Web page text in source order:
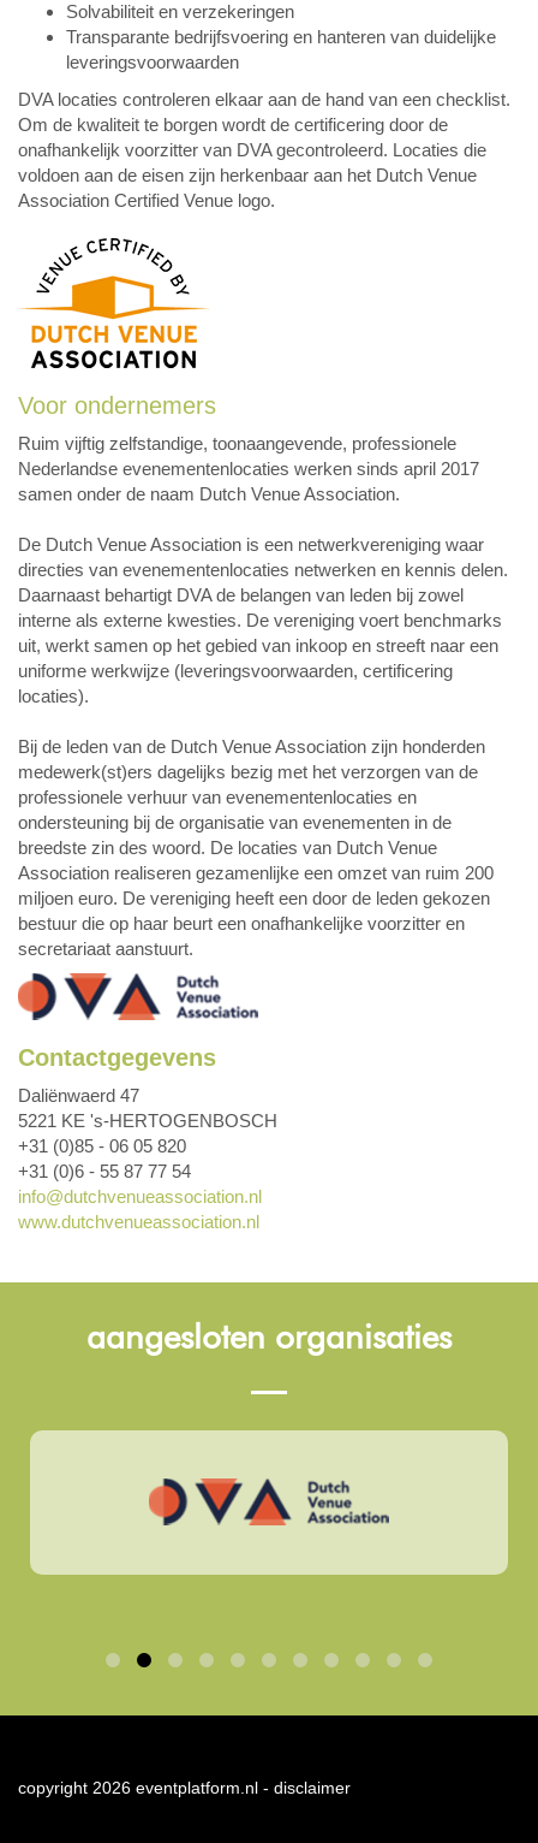
Solvabiliteit en verzekeringen
Transparante bedrijfsvoering en hanteren van duidelijke
leveringsvoorwaarden
DVA locaties controleren elkaar aan de hand van een checklist.
Om de kwaliteit te borgen wordt de certificering door de
onafhankelijk voorzitter van DVA gecontroleerd. Locaties die
voldoen aan de eisen zijn herkenbaar aan het Dutch Venue
Association Certified Venue logo.
Voor ondernemers
Ruim vijftig zelfstandige, toonaangevende, professionele
Nederlandse evenementenlocaties werken sinds april 2017
samen onder de naam Dutch Venue Association.
De Dutch Venue Association is een netwerkvereniging waar
directies van evenementenlocaties netwerken en kennis delen.
Daarnaast behartigt DVA de belangen van leden bij zowel
interne als externe kwesties. De vereniging voert benchmarks
uit, werkt samen op het gebied van inkoop en streeft naar een
uniforme werkwijze (leveringsvoorwaarden, certificering
locaties).
Bij de leden van de Dutch Venue Association zijn honderden
medewerk(st)ers dagelijks bezig met het verzorgen van de
professionele verhuur van evenementenlocaties en
ondersteuning bij de organisatie van evenementen in de
breedste zin des woord. De locaties van Dutch Venue
Association realiseren gezamenlijke een omzet van ruim 200
miljoen euro. De vereniging heeft een door de leden gekozen
bestuur die op haar beurt een onafhankelijke voorzitter en
secretariaat aanstuurt.
Contactgegevens
Daliënwaerd 47
5221 KE 's-HERTOGENBOSCH
+31 (0)85 - 06 05 820
+31 (0)6 - 55 87 77 54
info@dutchvenueassociation.nl
www.dutchvenueassociation.nl
aangesloten organisaties
copyright 2026 eventplatform.nl - disclaimer